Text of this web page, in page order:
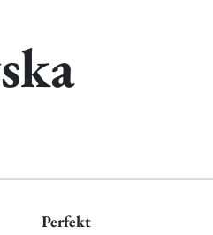
Perfekt